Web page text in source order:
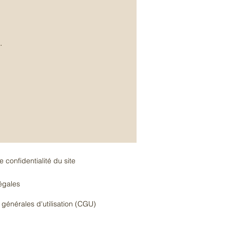
confidentialité du site
d'utilisation (CGU)